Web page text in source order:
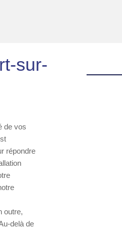
sur-
de vos
répondre
outre,
delà de